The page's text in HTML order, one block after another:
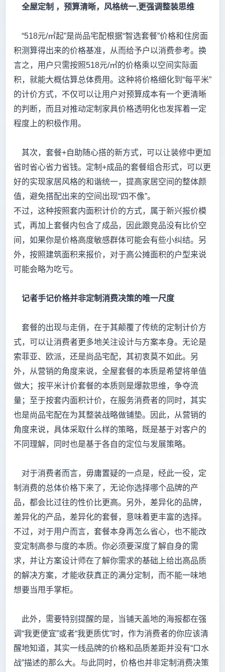
全屋定制 ，预算清晰，风格统一,更强调整装思维
“518元/㎡起”是尚品宅配根据“智选套餐”价格和住房面
积测算得出来的价格基准，从而给予户以消费参考。换
言之，用户只需按照518元/㎡的价格乘以空间实际面
积，就能大概估算总体费用。这种将价格细化到“每平米”
的计价方式，不仅可以让用户对预算成本有一个更清晰
的判断，而且对推动定制家具价格透明化也发挥着一定
程度上的积极作用。
其次，套餐+自助随心搭的新方式，可以让装修中更加
省时省心省力省钱。定制+成品的套餐组合形式，可以更
好的实现家居风格的和谐统一，提高家居空间的整体颜
值，避免搭配出来的空间出现“四不像”。
不过，这种按照套内面积计价的方式，属于新兴报价模
式，再加上套餐内包含了成品，因此跟竞品没有比价空
间，如果你是价格高度敏感群体可能会有些小纠结。另
外，按照建筑面积来报价，对于高公摊面积的户型来说
可能会略为吃亏。
记者手记价格并非定制消费决策的唯一尺度
套餐的出现与走俏，在于其颠覆了传统的定制计价方
式，可以让消费者更多地关注设计与方案本身。无论是
索菲亚、欧派，还是尚品宅配，其初衷莫不如此。另
外，从营销的角度来说，全屋套餐的本质是希望将单值
做大；按平米计价套餐的本质则是爆款思维，争夺流
量；至于按套内面积计价，在服务消费者的同时，其实
也是尚品宅配在为其整装战略做铺垫。因此，从营销的
角度来说，具体采取什么样的策略，既是基于对客户的
不同理解，同时也是基于各自的定位与发展策略。
对于消费者而言，毋庸置疑的一点是，经此一役，定
制消费的总体价格下来了，无论你选择哪个品牌的产
品，都会比过往的性价比更高。另外，差异化的品牌，
差异化的产品，差异化的套餐，意味着更丰富的选择。
不过，对于用户而言，套餐本身再怎么省心，也不能改
变定制高参与度的本质。你必须要深度了解自身的需
求，并让方案设计师在了解你需求的基础上给出高品质
的解决方案，才能收获真正的满分定制，而不能一味地
想要当甩手掌柜。
此外，需要特别提醒的是，当铺天盖地的海报都在强
调“我更便宜”或者“我更质优”时，作为消费者的你应该清
醒地知道，其实一线品牌的价格和品质差距并没有“口水
战”描述的那么大。与此同时，价格也并非定制消费决策